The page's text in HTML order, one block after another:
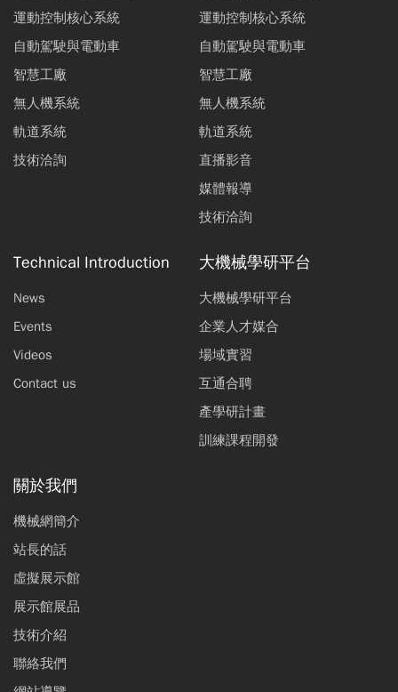
運動控制核心系統
自動駕駛與電動車
智慧工廠
無人機系統
軌道系統
技術洽詢
運動控制核心系統
自動駕駛與電動車
智慧工廠
無人機系統
軌道系統
直播影音
媒體報導
技術洽詢
Technical Introduction
News
Events
Videos
Contact us
大機械學研平台
大機械學研平台
企業人才媒合
場域實習
互通合聘
產學研計畫
訓練課程開發
關於我們
機械網簡介
站長的話
虛擬展示館
展示館展品
技術介紹
聯絡我們